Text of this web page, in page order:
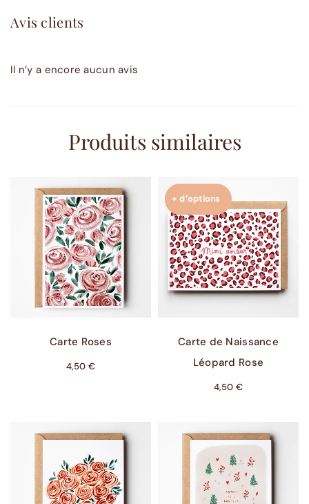
Avis clients
Il n’y a encore aucun avis
Produits similaires
Ajouter Au Panier
Carte Roses
4,50€
+ d’options
Choix Des Options
Carte de Naissance
Léopard Rose
4,50€